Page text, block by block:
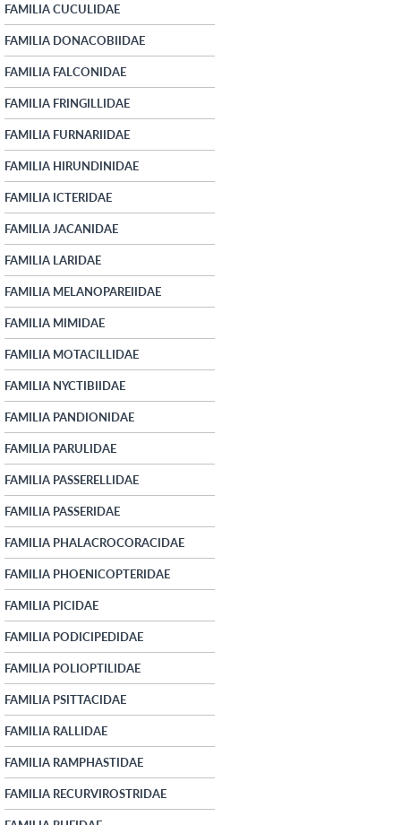
FAMILIA CUCULIDAE
FAMILIA DONACOBIIDAE
FAMILIA FALCONIDAE
FAMILIA FRINGILLIDAE
FAMILIA FURNARIIDAE
FAMILIA HIRUNDINIDAE
FAMILIA ICTERIDAE
FAMILIA JACANIDAE
FAMILIA LARIDAE
FAMILIA MELANOPAREIIDAE
FAMILIA MIMIDAE
FAMILIA MOTACILLIDAE
FAMILIA NYCTIBIIDAE
FAMILIA PANDIONIDAE
FAMILIA PARULIDAE
FAMILIA PASSERELLIDAE
FAMILIA PASSERIDAE
FAMILIA PHALACROCORACIDAE
FAMILIA PHOENICOPTERIDAE
FAMILIA PICIDAE
FAMILIA PODICIPEDIDAE
FAMILIA POLIOPTILIDAE
FAMILIA PSITTACIDAE
FAMILIA RALLIDAE
FAMILIA RAMPHASTIDAE
FAMILIA RECURVIROSTRIDAE